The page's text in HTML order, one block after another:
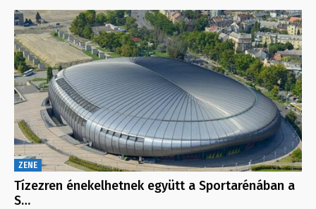
ZENE
Tízezren énekelhetnek együtt a Sportarénában a
S…